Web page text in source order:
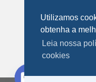
Fale
Utilizamos
obtenha a
Leia nossa
cookies